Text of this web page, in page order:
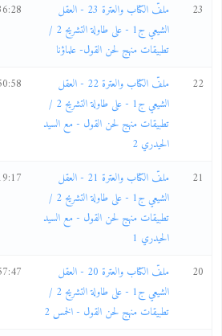
23
ملفّ الكتاب والعترة 23 - العقل
الشيعي ج1 - على طاولة التشريح 2 /
تطبيقات منهج لحن القول- علماؤنا
22
ملفّ الكتاب والعترة 22 - العقل
الشيعي ج1 - على طاولة التشريح 2 /
تطبيقات منهج لحن القول - مع السيد
الحيدري 2
21
ملفّ الكتاب والعترة 21 - العقل
الشيعي ج1 - على طاولة التشريح 2 /
تطبيقات منهج لحن القول - مع السيد
الحيدري 1
20
ملفّ الكتاب والعترة 20 - العقل
الشيعي ج1 - على طاولة التشريح 2 /
تطبيقات منهج لحن القول - الخمس 2